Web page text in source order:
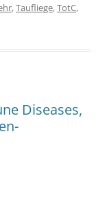
,Taufliege,TotC,
Diseases,